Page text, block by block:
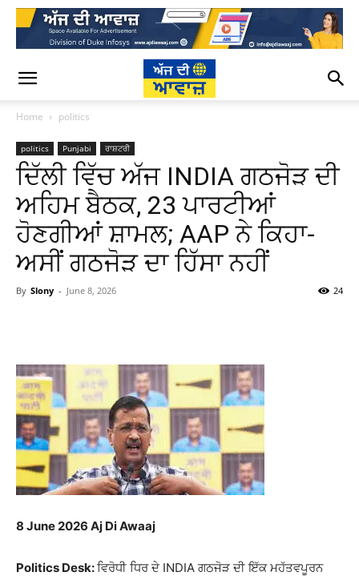
Home politics
politics Punjabi ਰਾਸ਼ਟਰੀ
ਦਿੱਲੀ ਵਿੱਚ ਅੱਜ INDIA ਗਠਜੋੜ ਦੀ
ਅਹਿਮ ਬੈਠਕ, 23 ਪਾਰਟੀਆਂ
ਹੋਣਗੀਆਂ ਸ਼ਾਮਲ; AAP ਨੇ ਕਿਹਾ-
ਅਸੀਂ ਗਠਜੋੜ ਦਾ ਹਿੱਸਾ ਨਹੀਂ
By Slony - June 8, 2026 24
8 June 2026 Aj Di Awaaj
Politics Desk:ਵਿਰੋਧੀ ਧਿਰ ਦੇ INDIA ਗਠਜੋੜ ਦੀ ਇੱਕ ਮਹੱਤਵਪੂਰਨ